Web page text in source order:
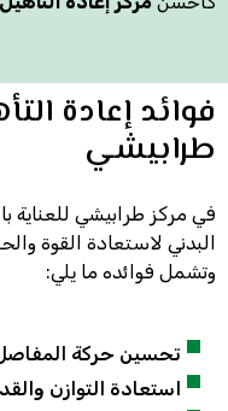
فوائد إعادة
طرابيشي
في مركز طرابيشي للعناية
البدني لاستعادة القوة
وتشمل فوائده ما يلي:
تحسين حركة المفاصل
استعادة التوازن